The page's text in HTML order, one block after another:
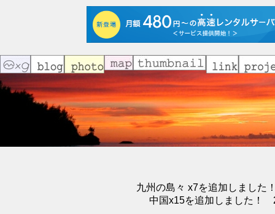
九州の島々 x7を追加しました
中国x15を追加しました！